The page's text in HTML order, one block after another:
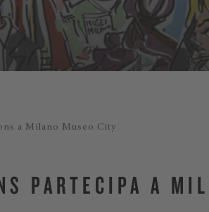
a Milano Museo City
PARTECIPA A